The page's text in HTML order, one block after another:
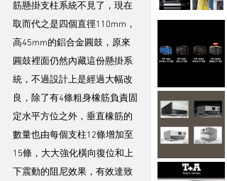
筋懸掛支柱系統不見了，現在
取而代之是四個直徑110mm，
高45mm的鋁合金圓鼓，原來
圓鼓裡面仍然內藏這份懸掛系
統，不過設計上是經過大幅改
良，除了有4條粗身橡筋負責固
定水平方位之外，垂直橡筋的
數量也由每個支柱12條增加至
15條，大大強化橫向復位和上
下震動的阻尼效果，有效達致